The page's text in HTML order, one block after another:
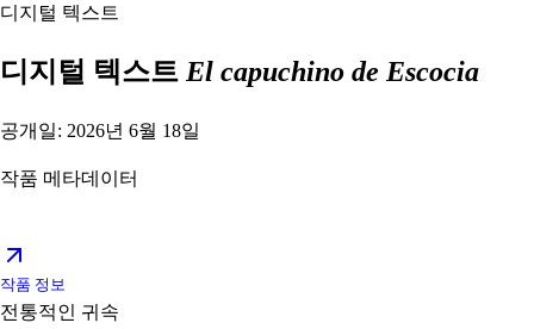
디지털 텍스트
디지털 텍스트 El capuchino de Escocia
공개일: 2026년 6월 18일
작품 메타데이터
작품 정보
전통적인 귀속